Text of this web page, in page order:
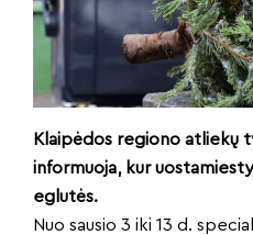
Klaipėdos regiono atliekų
informuoja, kur
eglutės.
Nuo sausio 3 iki 13 d.